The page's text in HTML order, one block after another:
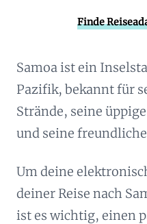
Finde
Samoa ist ein
Pazifik, bekannt für
Strände, seine
und seine
Um deine
deiner Reise nach
ist es wichtig, einen